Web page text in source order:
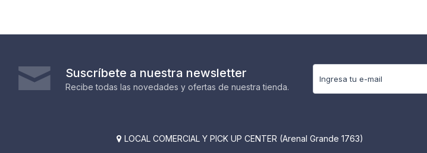
Suscríbete a nuestra newsletter
Recibe todas las novedades y ofertas de nuestra tienda.
 LOCAL COMERCIAL Y PICK UP CENTER (Arenal Grande 1763)